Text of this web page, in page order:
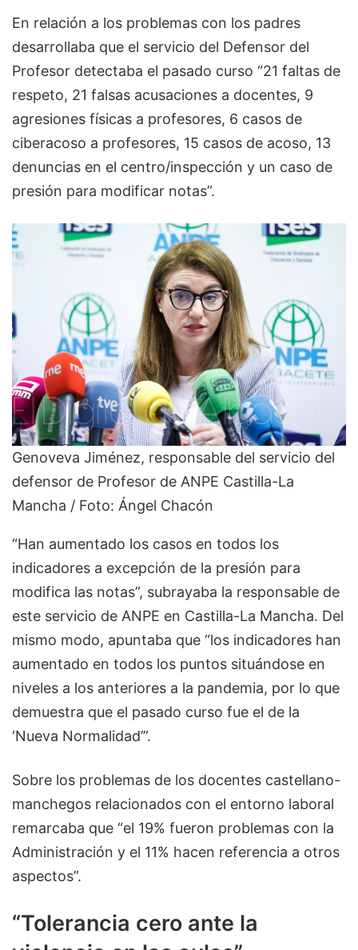
En relación a los problemas con los padres
desarrollaba que el servicio del Defensor del
Profesor detectaba el pasado curso “21 faltas de
respeto, 21 falsas acusaciones a docentes, 9
agresiones físicas a profesores, 6 casos de
ciberacoso a profesores, 15 casos de acoso, 13
denuncias en el centro/inspección y un caso de
presión para modificar notas”.
Genoveva Jiménez, responsable del servicio del
defensor de Profesor de ANPE Castilla-La
Mancha / Foto: Ángel Chacón
“Han aumentado los casos en todos los
indicadores a excepción de la presión para
modifica las notas”, subrayaba la responsable de
este servicio de ANPE en Castilla-La Mancha. Del
mismo modo, apuntaba que “los indicadores han
aumentado en todos los puntos situándose en
niveles a los anteriores a la pandemia, por lo que
demuestra que el pasado curso fue el de la
‘Nueva Normalidad’”.
Sobre los problemas de los docentes castellano-
manchegos relacionados con el entorno laboral
remarcaba que “el 19% fueron problemas con la
Administración y el 11% hacen referencia a otros
aspectos”.
“Tolerancia cero ante la